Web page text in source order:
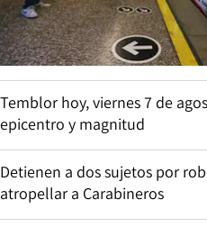
Temblor hoy, viernes 7 de
epicentro y magnitud
Detienen a dos sujetos por
atropellar a Carabineros